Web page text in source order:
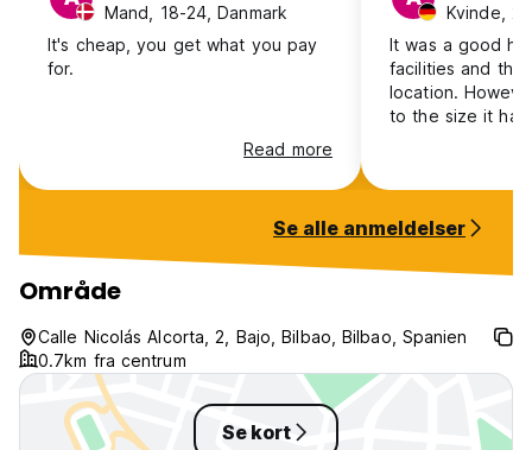
Mand, 18-24, Danmark
It's cheap, you get what you pay
for.
Read more
Kvinde,
It was a good
facilities and the
location. However, I think that due
to the size it
Se alle anmeldelser
Område
Calle Nicolás Alcorta, 2, Bajo, Bilbao, Bilbao, Spanien
0.7km fra centrum
Se kort